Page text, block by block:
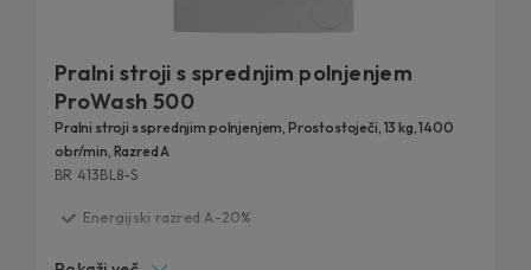
Pralni stroji s sprednjim polnjenjem
ProWash 500
Pralni stroji s sprednjim polnjenjem, Prostostoječi, 13 kg, 1400
obr/min, Razred A
BR 413BL8-S
Energijski razred A-20%